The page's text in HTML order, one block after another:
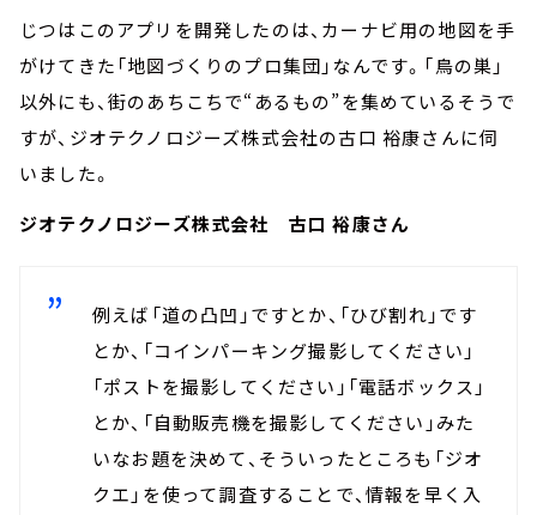
じつはこのアプリを開発したのは、カーナビ用の地図を手
がけてきた「地図づくりのプロ集団」なんです。「鳥の巣」
以外にも、街のあちこちで“あるもの”を集めているそうで
すが、ジオテクノロジーズ株式会社の古口 裕康さんに伺
いました。
ジオテクノロジーズ株式会社 古口 裕康さん
例えば「道の凸凹」ですとか、「ひび割れ」です
とか、「コインパーキング撮影してください」
「ポストを撮影してください」「電話ボックス」
とか、「自動販売機を撮影してください」みた
いなお題を決めて、そういったところも「ジオ
クエ」を使って調査することで、情報を早く入